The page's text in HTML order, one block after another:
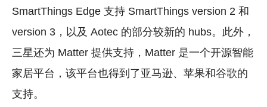
SmartThings Edge 支持 SmartThings version 2 和
version 3，以及 Aotec 的部分较新的 hubs。此外，
三星还为 Matter 提供支持，Matter 是一个开源智能
家居平台，该平台也得到了亚马逊、苹果和谷歌的
支持。